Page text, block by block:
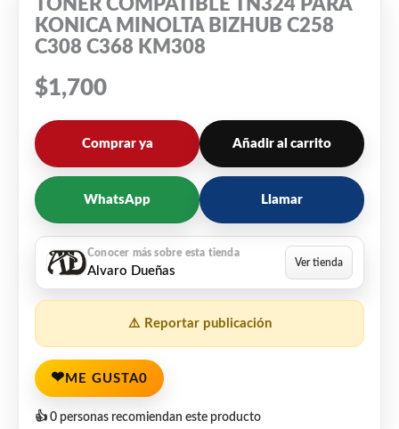
TONER COMPATIBLE TN324 PARA
KONICA MINOLTA BIZHUB C258
C308 C368 KM308
$1,700
Comprar ya Añadir al carrito
WhatsApp Llamar
Alvaro Dueñas
⚠️ Reportar publicación
❤ ME GUSTA0
👍 0 personas recomiendan este producto